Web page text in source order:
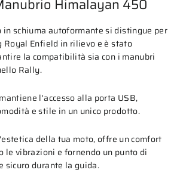
Himalayan 450
in schiuma autoformante si distingue per
Royal Enfield in rilievo e è stato
la compatibilità sia con i manubri
Rally.
l'accesso alla porta USB,
e stile in un unico prodotto.
della tua moto, offre un comfort
le vibrazioni e fornendo un punto di
sicuro durante la guida.